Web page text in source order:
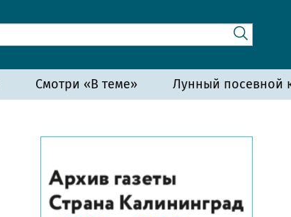
Смотри «В теме» Лунный посевной